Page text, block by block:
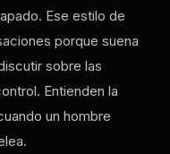
Ese estilo de
porque suena
sobre las
Entienden la
un hombre